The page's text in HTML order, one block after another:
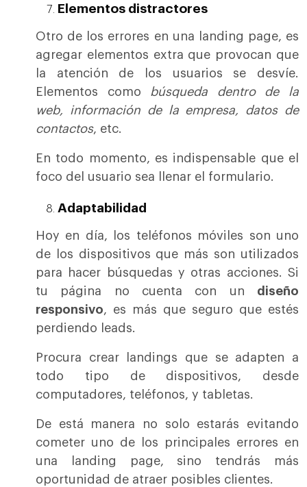
Elementos distractores
Otro de los errores en una landing page, es
agregar elementos extra que provocan que
la atención de los usuarios se desvíe.
Elementos como búsqueda dentro de la
web, información de la empresa, datos de
contactos, etc.
En todo momento, es indispensable que el
foco del usuario sea llenar el formulario.
Adaptabilidad
Hoy en día, los teléfonos móviles son uno
de los dispositivos que más son utilizados
para hacer búsquedas y otras acciones. Si
tu página no cuenta con un diseño
responsivo, es más que seguro que estés
perdiendo leads.
Procura crear landings que se adapten a
todo tipo de dispositivos, desde
computadores, teléfonos, y tabletas.
De está manera no solo estarás evitando
cometer uno de los principales errores en
una landing page, sino tendrás más
oportunidad de atraer posibles clientes.